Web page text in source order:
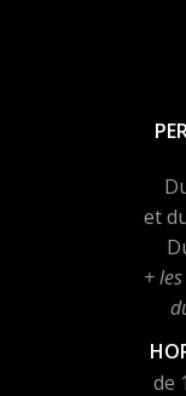
et
+
de